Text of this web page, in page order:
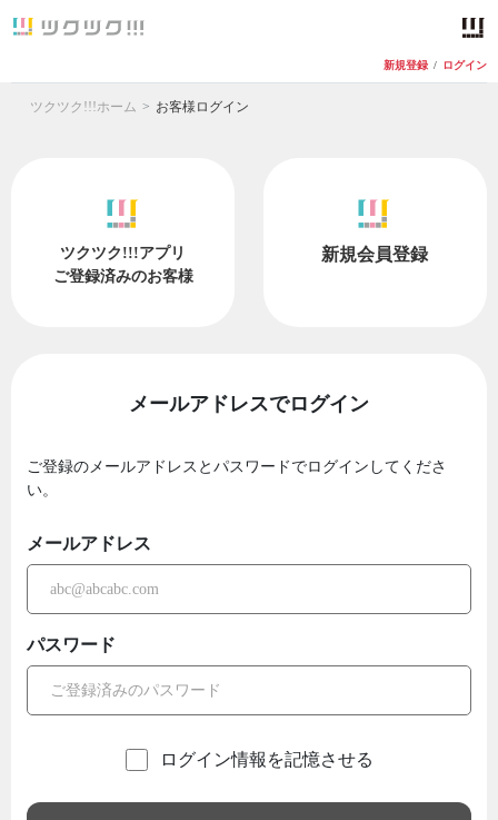
新規登録 / ログイン
ツクツク!!!ホーム お客様ログイン
ツクツク!!!アプリ
ご登録済みのお客様
新規会員登録
メールアドレスでログイン
ご登録のメールアドレスとパスワードでログインしてくださ
い。
メールアドレス
パスワード
ログイン情報を記憶させる